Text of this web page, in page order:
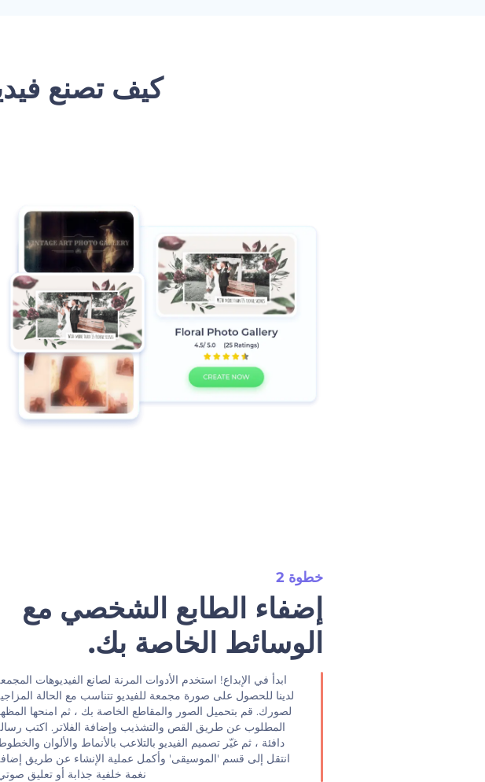
‫كيف تصنع
خطوة 2
‫إضفاء الطابع الشخصي مع
الوسائط الخاصة بك.‬
‫ابدأ في الإبداع! استخدم الأدوات المرنة لصانع الفيديوهات
لدينا للحصول على صورة مجمعة للفيديو تتناسب مع الحالة
لصورك. قم بتحميل الصور والمقاطع الخاصة بك ، ثم امنحها
المطلوب عن طريق القص والتشذيب وإضافة الفلاتر. اكتب
دافئة ، ثم غيّر تصميم الفيديو بالتلاعب بالأنماط والألوان
انتقل إلى قسم 'الموسيقى' وأكمل عملية الإنشاء عن طريق
نغمة خلفية جذابة أو تعليق